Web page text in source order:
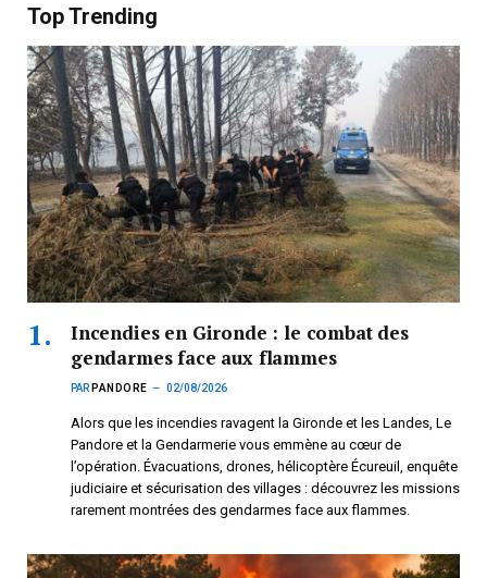
Top Trending
Incendies en Gironde : le combat des
gendarmes face aux flammes
PAR PANDORE 02/08/2026
Alors que les incendies ravagent la Gironde et les Landes, Le
Pandore et la Gendarmerie vous emmène au cœur de
l’opération. Évacuations, drones, hélicoptère Écureuil, enquête
judiciaire et sécurisation des villages : découvrez les missions
rarement montrées des gendarmes face aux flammes.